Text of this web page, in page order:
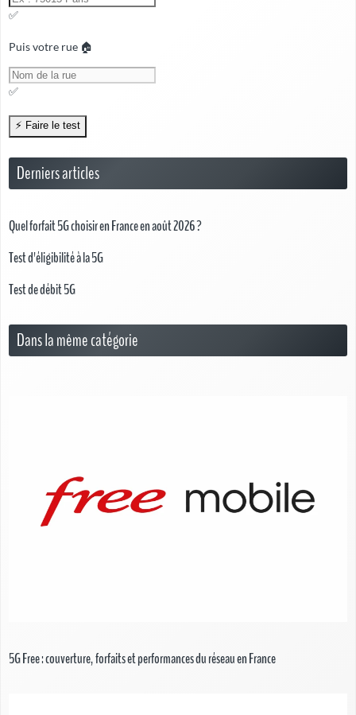
✅
Puis votre rue 🏠
✅
Derniers articles
Quel forfait 5G choisir en France en août 2026 ?
Test d'éligibilité à la 5G
Test de débit 5G
Dans la même catégorie
5G Free : couverture, forfaits et performances du réseau en France